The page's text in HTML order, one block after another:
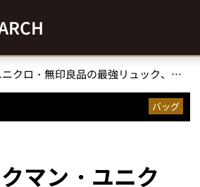
「7000円以下って神コスパ」ワークマン・ユニクロ・無印良品の最強リュック、ラクラク背負える“ストレスフリー”の傑作バッグ…ほか【バックパックの人気記事ランキングベスト3】（2025年3月版）
バッグ
マン・ユニク